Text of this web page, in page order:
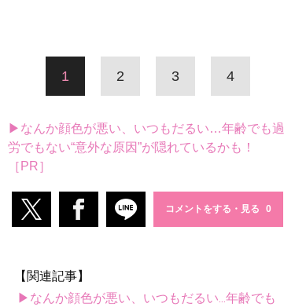
1 2 3 4
▶なんか顔色が悪い、いつもだるい…年齢でも過
労でもない“意外な原因”が隠れているかも！
［PR］
コメントをする・見る
【関連記事】
▶なんか顔色が悪い、いつもだるい...年齢でも